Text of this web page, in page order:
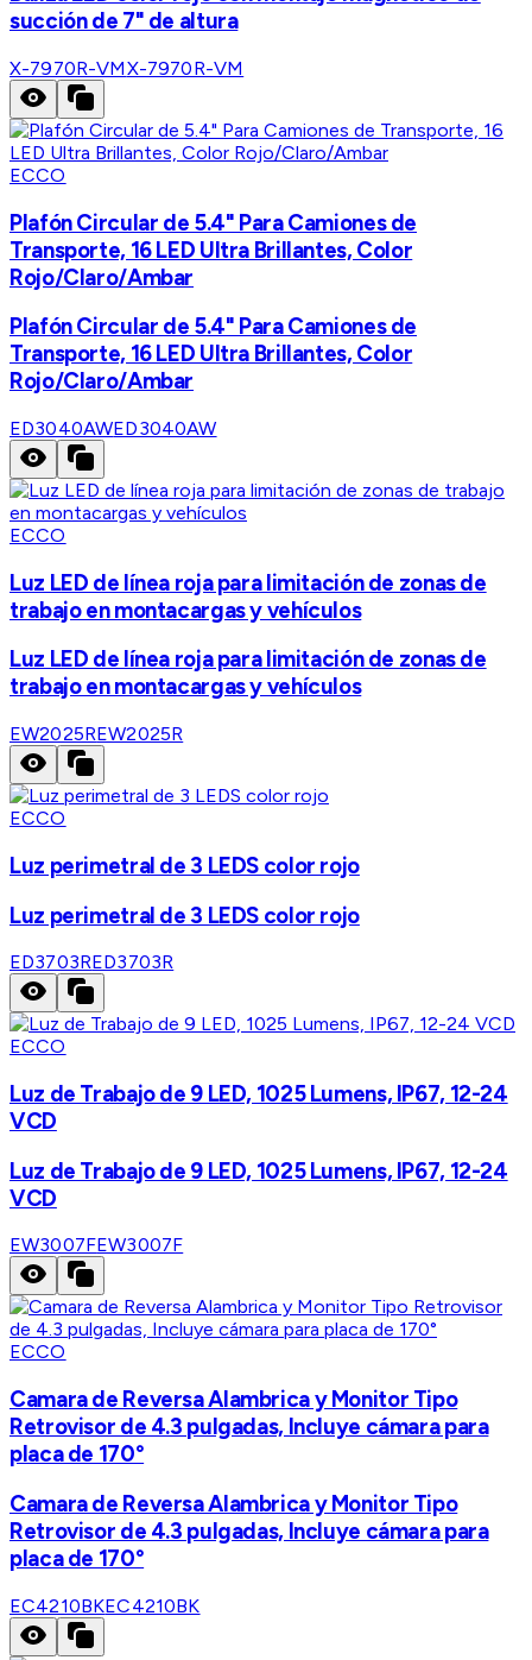
succión de 7" de altura
X-7970R-VMX-7970R-VM
ECCO
Plafón Circular de 5.4" Para Camiones de
Transporte, 16 LED Ultra Brillantes, Color
Rojo/Claro/Ambar
Plafón Circular de 5.4" Para Camiones de
Transporte, 16 LED Ultra Brillantes, Color
Rojo/Claro/Ambar
ED3040AWED3040AW
ECCO
Luz LED de línea roja para limitación de zonas de
trabajo en montacargas y vehículos
Luz LED de línea roja para limitación de zonas de
trabajo en montacargas y vehículos
EW2025REW2025R
ECCO
Luz perimetral de 3 LEDS color rojo
Luz perimetral de 3 LEDS color rojo
ED3703RED3703R
ECCO
Luz de Trabajo de 9 LED, 1025 Lumens, IP67, 12-24
VCD
Luz de Trabajo de 9 LED, 1025 Lumens, IP67, 12-24
VCD
EW3007FEW3007F
ECCO
Camara de Reversa Alambrica y Monitor Tipo
Retrovisor de 4.3 pulgadas, Incluye cámara para
placa de 170°
Camara de Reversa Alambrica y Monitor Tipo
Retrovisor de 4.3 pulgadas, Incluye cámara para
placa de 170°
EC4210BKEC4210BK